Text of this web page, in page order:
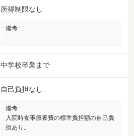
所得制限なし
備考
-
中学校卒業まで
自己負担なし
備考
入院時食事療養費の標準負担額の自己負
担あり。